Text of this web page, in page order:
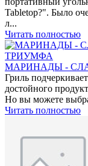
Tabletop?". Было
л...
Читать полностью
МАРИНАДЫ -
Гриль
достойного
Но вы можете
Читать полностью